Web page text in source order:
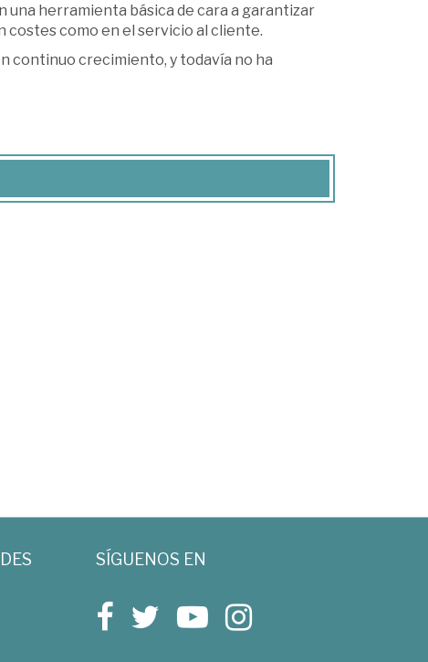
una herramienta básica de cara a garantizar
como en el servicio al cliente.
continuo crecimiento, y todavía no ha
SÍGUENOS EN